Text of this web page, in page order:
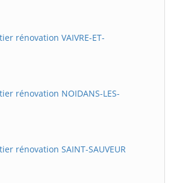
rénovation VAIVRE-ET-
rénovation NOIDANS-LES-
rénovation SAINT-SAUVEUR